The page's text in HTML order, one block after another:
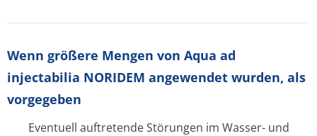
Wenn größere Mengen von Aqua ad
injectabilia NORIDEM angewendet wurden, als
vorgegeben
Eventuell auftretende Störungen im Wasser- und